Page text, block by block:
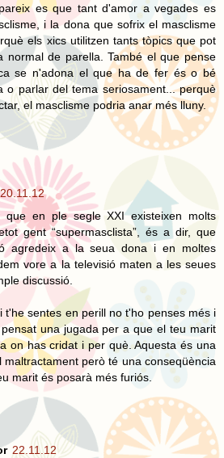
es que tant d'amor a vegades es
i la dona que sofrix el masclisme
els xics utilitzen tants tòpics que pot
normal de parella. També el que pense
se n'adona el que ha de fer és o bé
o parlar del tema seriosament... perquè
el masclisme podria anar més lluny.
20.11.12
en ple segle XXI existeixen molts
gent “supermasclista”, és a dir, que
agredeix a la seua dona i en moltes
vore a la televisió maten a les seues
discussió.
t'he sentes en perill no t'ho penses més i
una jugada per a que el teu marit
on has cridat i per què. Aquesta és una
maltractament però té una conseqüència
marit és posarà més furiós.
22.11.12